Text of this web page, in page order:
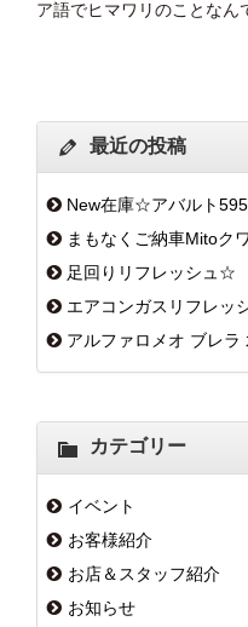
ア語でヒマワリのことなん
最近の投稿
New在庫☆アバルト
まもなくご納車Mitoク
足回りリフレッシュ☆
エアコンガスリフレッ
アルファロメオ ブレラ
カテゴリー
イベント
お客様紹介
お店＆スタッフ紹介
お知らせ